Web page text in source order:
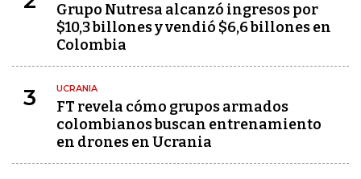
Grupo Nutresa alcanzó ingresos por
$10,3 billones y vendió $6,6 billones en
Colombia
3 UCRANIA
FT revela cómo grupos armados
colombianos buscan entrenamiento
en drones en Ucrania